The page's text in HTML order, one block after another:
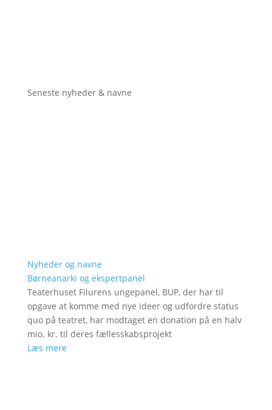
Seneste nyheder & navne
Nyheder og navne
Børneanarki og ekspertpanel
Teaterhuset Filurens ungepanel, BUP, der har til
opgave at komme med nye ideer og udfordre status
quo på teatret, har modtaget en donation på en halv
mio. kr. til deres fællesskabsprojekt
Læs mere